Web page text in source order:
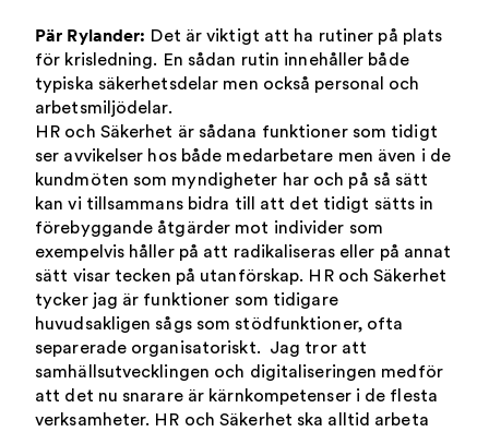
Pär Rylander: Det är viktigt att ha rutiner på plats
för krisledning. En sådan rutin innehåller både
typiska säkerhetsdelar men också personal och
arbetsmiljödelar.
HR och Säkerhet är sådana funktioner som tidigt
ser avvikelser hos både medarbetare men även i de
kundmöten som myndigheter har och på så sätt
kan vi tillsammans bidra till att det tidigt sätts in
förebyggande åtgärder mot individer som
exempelvis håller på att radikaliseras eller på annat
sätt visar tecken på utanförskap. HR och Säkerhet
tycker jag är funktioner som tidigare
huvudsakligen sågs som stödfunktioner, ofta
separerade organisatoriskt. Jag tror att
samhällsutvecklingen och digitaliseringen medför
att det nu snarare är kärnkompetenser i de flesta
verksamheter. HR och Säkerhet ska alltid arbeta